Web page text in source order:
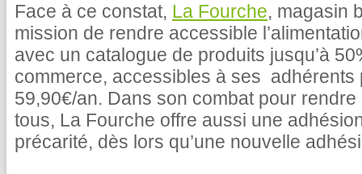
Face à ce constat, La Fourche, magasin
mission de rendre accessible
avec un catalogue de produits jusqu’à
commerce, accessibles à ses adhérents
59,90€/an. Dans son combat pour
tous, La Fourche offre aussi une
précarité, dès lors qu’une nouvelle